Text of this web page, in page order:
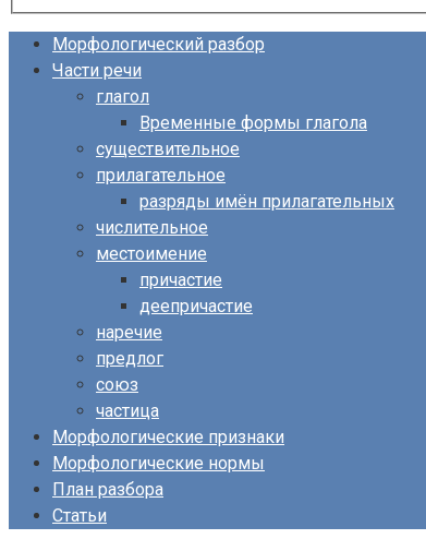
Морфологический разбор
Части речи
глагол
Временные формы глагола
существительное
прилагательное
разряды имён прилагательных
числительное
местоимение
причастие
деепричастие
наречие
предлог
союз
частица
Морфологические признаки
Морфологические нормы
План разбора
Статьи